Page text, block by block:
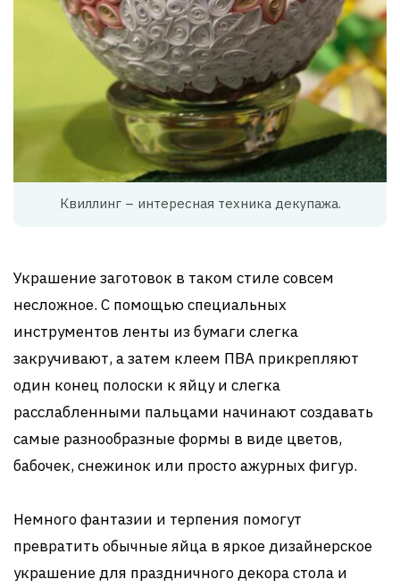
Квиллинг – интересная техника декупажа.
Украшение заготовок в таком стиле совсем
несложное. С помощью специальных
инструментов ленты из бумаги слегка
закручивают, а затем клеем ПВА прикрепляют
один конец полоски к яйцу и слегка
расслабленными пальцами начинают создавать
самые разнообразные формы в виде цветов,
бабочек, снежинок или просто ажурных фигур.
Немного фантазии и терпения помогут
превратить обычные яйца в яркое дизайнерское
украшение для праздничного декора стола и